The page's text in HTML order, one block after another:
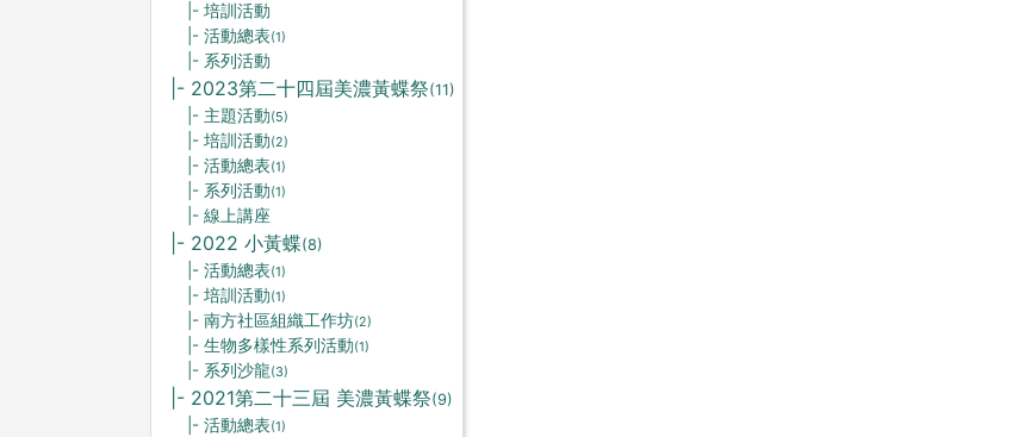
|- 培訓活動
|- 活動總表(1)
|- 系列活動
|- 2023第二十四屆美濃黃蝶祭(11)
|- 主題活動(5)
|- 培訓活動(2)
|- 活動總表(1)
|- 系列活動(1)
|- 線上講座
|- 2022 小黃蝶(8)
|- 活動總表(1)
|- 培訓活動(1)
|- 南方社區組織工作坊(2)
|- 生物多樣性系列活動(1)
|- 系列沙龍(3)
|- 2021第二十三屆 美濃黃蝶祭(9)
|- 活動總表(1)